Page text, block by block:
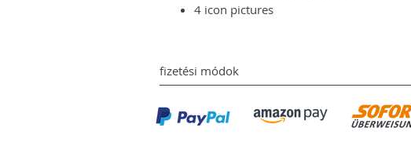
4 icon pictures
fizetési módok